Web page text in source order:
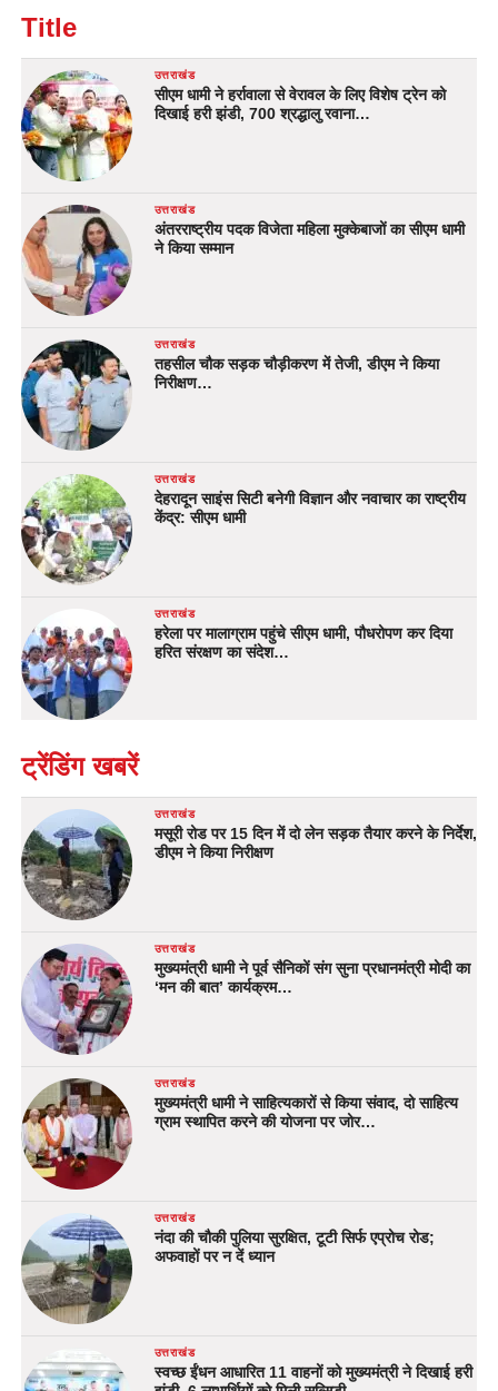
Title
उत्तराखंड
सीएम धामी ने हर्रावाला से वेरावल के लिए विशेष ट्रेन को
दिखाई हरी झंडी, 700 श्रद्धालु रवाना…
उत्तराखंड
अंतरराष्ट्रीय पदक विजेता महिला मुक्केबाजों का सीएम धामी
ने किया सम्मान
उत्तराखंड
तहसील चौक सड़क चौड़ीकरण में तेजी, डीएम ने किया
निरीक्षण…
उत्तराखंड
देहरादून साइंस सिटी बनेगी विज्ञान और नवाचार का राष्ट्रीय
केंद्र: सीएम धामी
उत्तराखंड
हरेला पर मालाग्राम पहुंचे सीएम धामी, पौधरोपण कर दिया
हरित संरक्षण का संदेश…
ट्रेंडिंग खबरें
उत्तराखंड
मसूरी रोड पर 15 दिन में दो लेन सड़क तैयार करने के निर्देश,
डीएम ने किया निरीक्षण
उत्तराखंड
मुख्यमंत्री धामी ने पूर्व सैनिकों संग सुना प्रधानमंत्री मोदी का
‘मन की बात’ कार्यक्रम…
उत्तराखंड
मुख्यमंत्री धामी ने साहित्यकारों से किया संवाद, दो साहित्य
ग्राम स्थापित करने की योजना पर जोर…
उत्तराखंड
नंदा की चौकी पुलिया सुरक्षित, टूटी सिर्फ एप्रोच रोड;
अफवाहों पर न दें ध्यान
उत्तराखंड
स्वच्छ ईंधन आधारित 11 वाहनों को मुख्यमंत्री ने दिखाई हरी